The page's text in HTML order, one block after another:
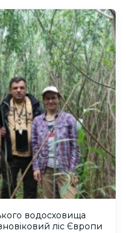
водосховища
ліс Європи